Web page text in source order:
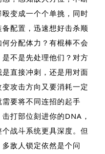
殴变成一个个单挑，同时
配置，迅速想好击杀顺
何分配体力？有棍棒不会
不是先处理他们？对方
直接冲刺，还是用对面
攻击方向又要消耗一定
需要将不同连招的起手
打部位刻进你的DNA，
战斗系统更具深度。但
敌人锁定依然是个问